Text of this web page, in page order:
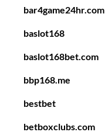
bar4game24hr.com
baslot168
baslot168bet.com
bbp168.me
bestbet
betboxclubs.com